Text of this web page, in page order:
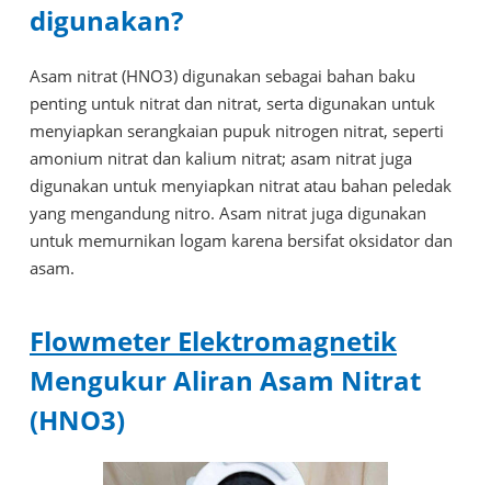
digunakan?
Asam nitrat (HNO3) digunakan sebagai bahan baku
penting untuk nitrat dan nitrat, serta digunakan untuk
menyiapkan serangkaian pupuk nitrogen nitrat, seperti
amonium nitrat dan kalium nitrat; asam nitrat juga
digunakan untuk menyiapkan nitrat atau bahan peledak
yang mengandung nitro. Asam nitrat juga digunakan
untuk memurnikan logam karena bersifat oksidator dan
asam.
Flowmeter Elektromagnetik
Mengukur Aliran Asam Nitrat
(HNO3)